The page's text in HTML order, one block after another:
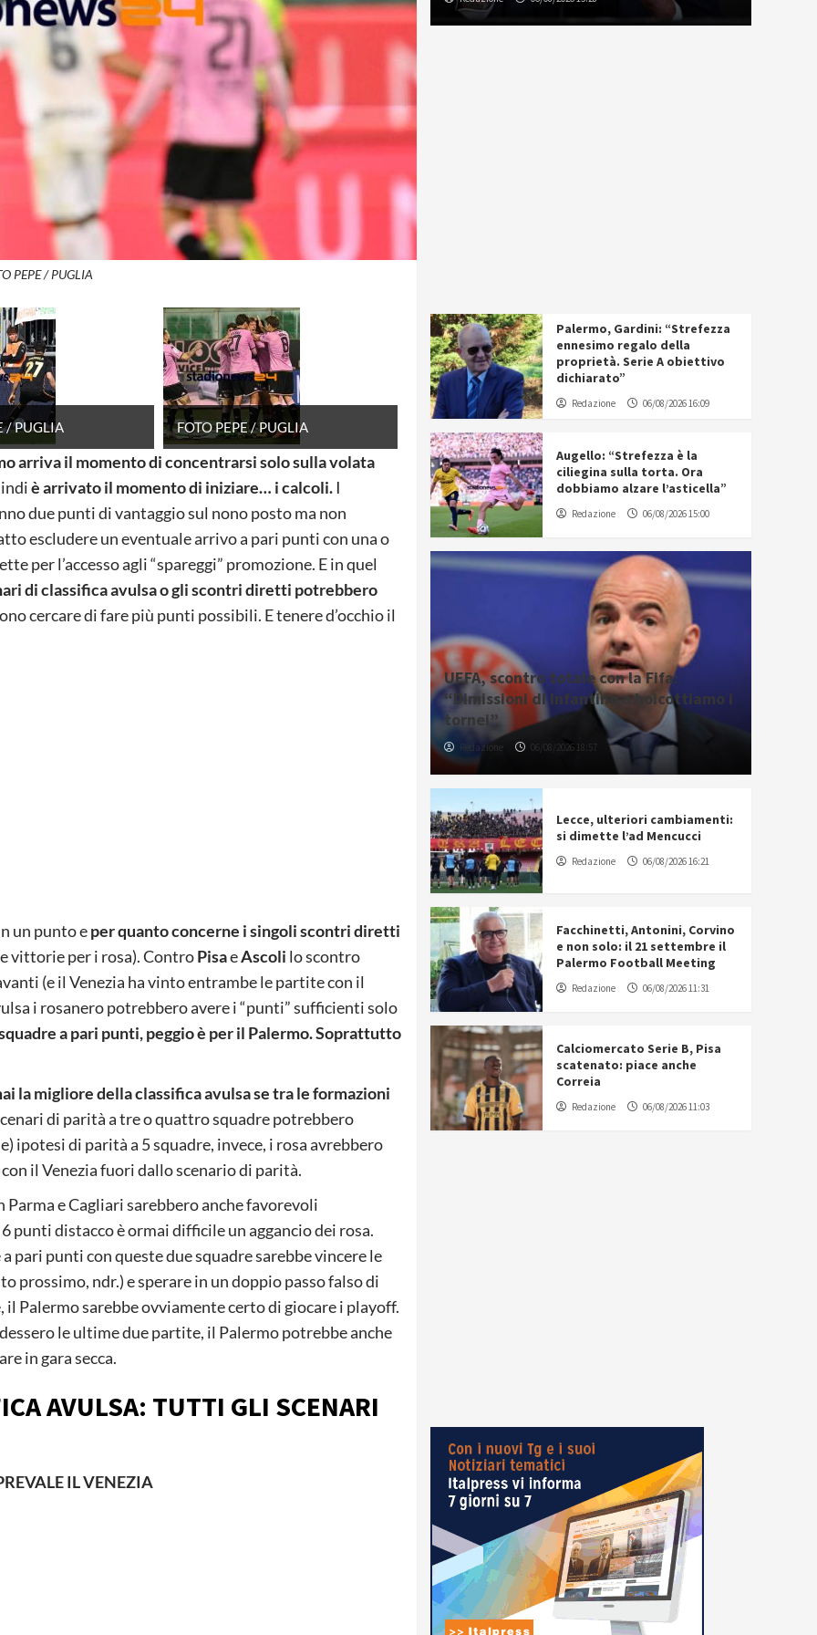
PEPE / PUGLIA
/ PUGLIA FOTO PEPE / PUGLIA
arriva il momento di concentrarsi solo sulla volata
è arrivato il momento di iniziare… i calcoli.I
due punti di vantaggio sul nono posto ma non
escludere un eventuale arrivo a pari punti con una o
per l’accesso agli “spareggi” promozione. E in quel
di classifica avulsa o gli scontri diretti potrebbero
cercare di fare più punti possibili. E tenere d’occhio il
un punto eper quanto concerne i singoli scontri diretti
vittorie per i rosa). ControPisaeAscoli lo scontro
(e il Venezia ha vinto entrambe le partite con il
i rosanero potrebbero avere i “punti” sufficienti solo
a pari punti, peggio è per il Palermo. Soprattutto
la migliore della classifica avulsa se tra le formazioni
di parità a tre o quattro squadre potrebbero
ipotesi di parità a 5 squadre, invece, i rosa avrebbero
il Venezia fuori dallo scenario di parità.
e Cagliari sarebbero anche favorevoli
punti distacco è ormai difficile un aggancio dei rosa.
pari punti con queste due squadre sarebbe vincere le
prossimo, ndr.) e sperare in un doppio passo falso di
Palermo sarebbe ovviamente certo di giocare i playoff.
le ultime due partite, il Palermo potrebbe anche
in gara secca.
AVULSA: TUTTI GLI SCENARI
IL VENEZIA
Palermo, Gardini: “Strefezza
ennesimo regalo della
proprietà. Serie A obiettivo
dichiarato”
Redazione 06/08/2026 16:09
Augello: “Strefezza è la
ciliegina sulla torta. Ora
dobbiamo alzare l’asticella”
Redazione 06/08/2026 15:00
UEFA, scontro totale con la Fifa:
“Dimissioni di Infantino o boicottiamo i
tornei”
Redazione 06/08/2026 18:57
Lecce, ulteriori cambiamenti:
si dimette l’ad Mencucci
Redazione 06/08/2026 16:21
Facchinetti, Antonini, Corvino
e non solo: il 21 settembre il
Palermo Football Meeting
Redazione 06/08/2026 11:31
Calciomercato Serie B, Pisa
scatenato: piace anche
Correia
Redazione 06/08/2026 11:03